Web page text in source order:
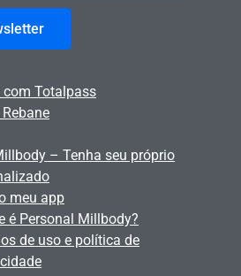
com Totalpass
– Tenha seu próprio
meu app
é Personal Millbody?
de uso e política de